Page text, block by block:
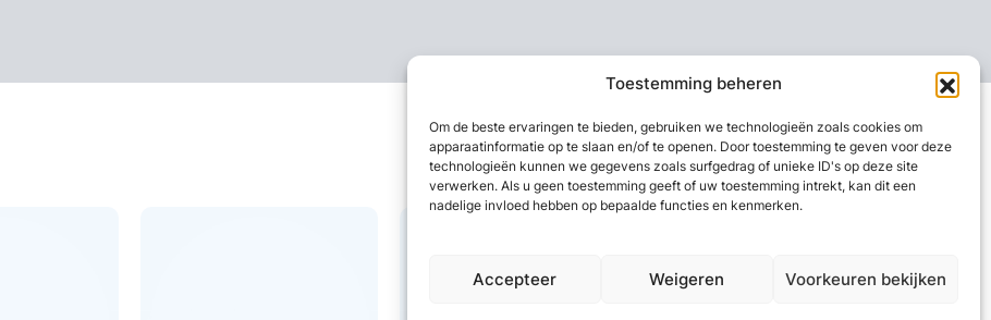
Toestemming beheren
Om de beste ervaringen te bieden, gebruiken we technologieën zoals cookies om
apparaatinformatie op te slaan en/of te openen. Door toestemming te geven voor deze
technologieën kunnen we gegevens zoals surfgedrag of unieke ID's op deze site
verwerken. Als u geen toestemming geeft of uw toestemming intrekt, kan dit een
nadelige invloed hebben op bepaalde functies en kenmerken.
Accepteer Weigeren Voorkeuren bekijken